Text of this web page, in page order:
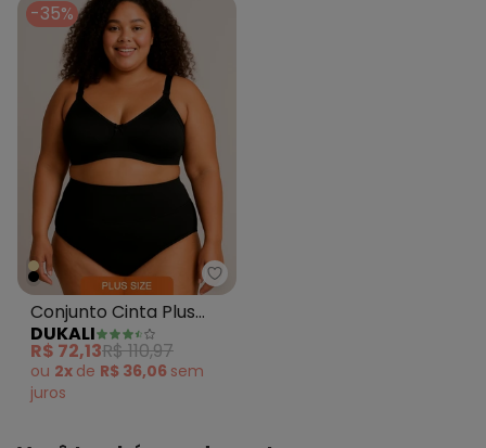
-35%
Dukali - Conjunto Cinta Plus
Conjunto Cinta Plus
Poliamida Preto
DUKALI
R$ 72,13R$ 110,97
ou 2x de R$ 36,06 sem
juros